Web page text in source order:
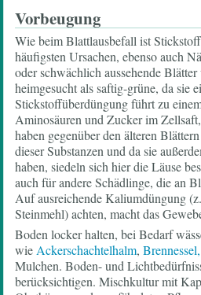
Vorbeugung
Wie beim Blattlausbefall ist
häufigsten Ursachen, ebenso auch
oder schwächlich aussehende
heimgesucht als saftig-grüne, da sie
Stickstoffüberdüngung führt zu
Aminosäuren und Zucker im
haben gegenüber den älteren
dieser Substanzen und da sie
haben, siedeln sich hier die Läuse
auch für andere Schädlinge, die an
Auf ausreichende Kaliumdüngung
Steinmehl) achten, macht das
Boden locker halten, bei Bedarf
wie Ackerschachtelhalm, Brennessel,
Mulchen. Boden- und
berücksichtigen. Mischkultur mit